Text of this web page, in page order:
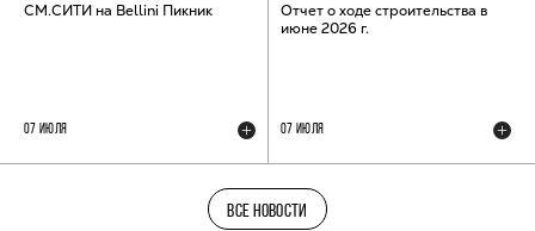
СМ.СИТИ на Bellini Пикник
07 ИЮЛЯ
Отчет о ходе строительства в
июне 2026 г.
07 ИЮЛЯ
ВСЕ НОВОСТИ